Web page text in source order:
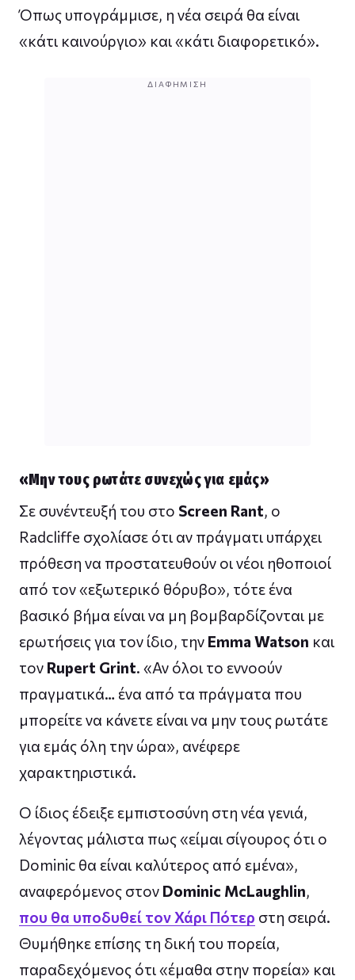
Όπως υπογράμμισε, η νέα σειρά θα είναι
«κάτι καινούργιο» και «κάτι διαφορετικό».
ΔΙΑΦΉΜΙΣΗ
«Μην τους ρωτάτε συνεχώς για εμάς»
Σε συνέντευξή του στο Screen Rant, ο
Radcliffe σχολίασε ότι αν πράγματι υπάρχει
πρόθεση να προστατευθούν οι νέοι ηθοποιοί
από τον «εξωτερικό θόρυβο», τότε ένα
βασικό βήμα είναι να μη βομβαρδίζονται με
ερωτήσεις για τον ίδιο, την Emma Watson και
τον Rupert Grint. «Αν όλοι το εννοούν
πραγματικά… ένα από τα πράγματα που
μπορείτε να κάνετε είναι να μην τους ρωτάτε
για εμάς όλη την ώρα», ανέφερε
χαρακτηριστικά.
Ο ίδιος έδειξε εμπιστοσύνη στη νέα γενιά,
λέγοντας μάλιστα πως «είμαι σίγουρος ότι ο
Dominic θα είναι καλύτερος από εμένα»,
αναφερόμενος στον Dominic McLaughlin,
που θα υποδυθεί τον Χάρι Πότερ στη σειρά.
Θυμήθηκε επίσης τη δική του πορεία,
παραδεχόμενος ότι «έμαθα στην πορεία» και